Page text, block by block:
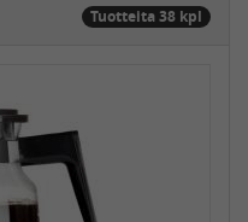
Tuotteita 38 kpl